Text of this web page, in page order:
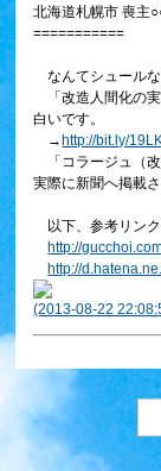
北海道札幌市 喪主
===========
なんてシュール
「改造人間化の
白いです。
→ http://bit.ly/
「コラージュ（改
実際に新聞へ掲載
以下、参考リンク
http://
http://
(2013-08-22